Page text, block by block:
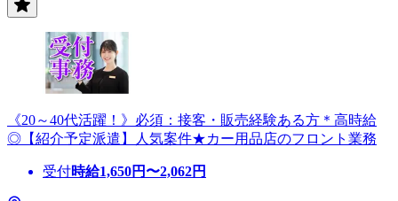
《20～40代活躍！》必須：接客・販売経験ある方＊高時給
◎【紹介予定派遣】人気案件★カー用品店のフロント業務
受付時給1,650円〜2,062円